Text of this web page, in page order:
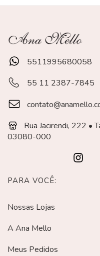
5511995680058
55 11 2387-7845
Rua Jacirendi, 222 •
03080-000
PARA VOCÊ:
Nossas Lojas
A Ana Mello
Meus Pedidos